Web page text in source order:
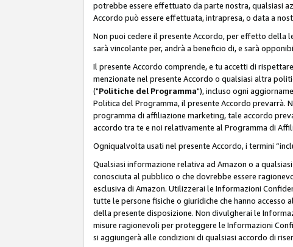
potrebbe essere effettuato da parte nostra, qualsiasi
Accordo può essere effettuata, intrapresa, o data a
Non puoi cedere il presente Accordo, per effetto della
sarà vincolante per, andrà a beneficio di, e sarà
Il presente Accordo comprende, e tu accetti di
menzionate nel presente Accordo o qualsiasi altra
("Politiche del Programma"), incluso ogni
Politica del Programma, il presente Accordo prevarrà.
programma di affiliazione marketing, tale accordo
accordo tra te e noi relativamente al Programma di
Ogniqualvolta usati nel presente Accordo, i termini
Qualsiasi informazione relativa ad Amazon o a
conosciuta al pubblico o che dovrebbe essere
esclusiva di Amazon. Utilizzerai le Informazioni
tutte le persone fisiche o giuridiche che hanno
della presente disposizione. Non divulgherai le
misure ragionevoli per proteggere le Informazioni
si aggiungerà alle condizioni di qualsiasi accordo di